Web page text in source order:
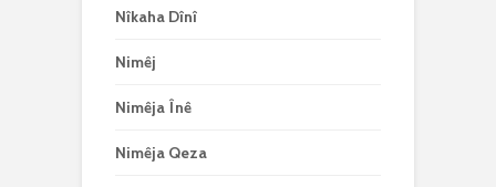
Nîkaha Dînî
Nimêj
Nimêja Înê
Nimêja Qeza